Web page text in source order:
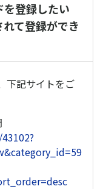
を登録したい
て登録ができ
下記サイトをご